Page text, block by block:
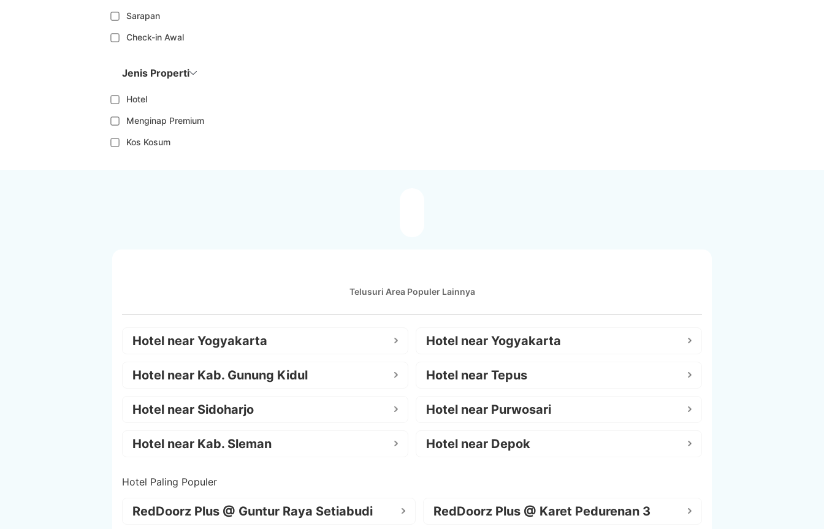
Sarapan
Check-in Awal
Jenis Properti
Hotel
Menginap Premium
Kos Kosum
Telusuri Area Populer Lainnya
Hotel near Yogyakarta Hotel near Yogyakarta
Hotel near Kab. Gunung Kidul Hotel near Tepus
Hotel near Sidoharjo Hotel near Purwosari
Hotel near Kab. Sleman Hotel near Depok
Hotel Paling Populer
RedDoorz Plus @ Guntur Raya Setiabudi RedDoorz Plus @ Karet Pedurenan 3